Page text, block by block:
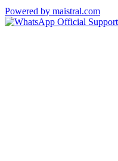
Powered by maistral.com